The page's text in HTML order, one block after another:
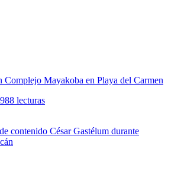
Complejo Mayakoba en Playa del Carmen
lecturas
contenido César Gastélum durante